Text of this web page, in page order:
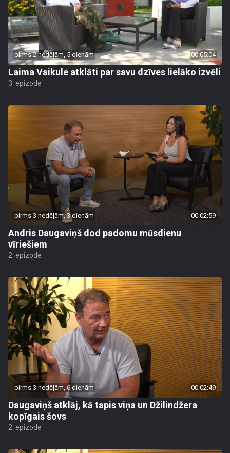
pirms 2 nedēļām, 5 dienām 00:05:04
Laima Vaikule atklāti par savu dzīves lielāko izvēli
3. epizode
pirms 3 nedēļām, 3 dienām 00:02:59
Andris Daugaviņš dod padomu mūsdienu
vīriešiem
2. epizode
pirms 3 nedēļām, 6 dienām 00:02:49
Daugaviņš atklāj, kā tapis viņa un Džilindžera
kopīgais šovs
2. epizode